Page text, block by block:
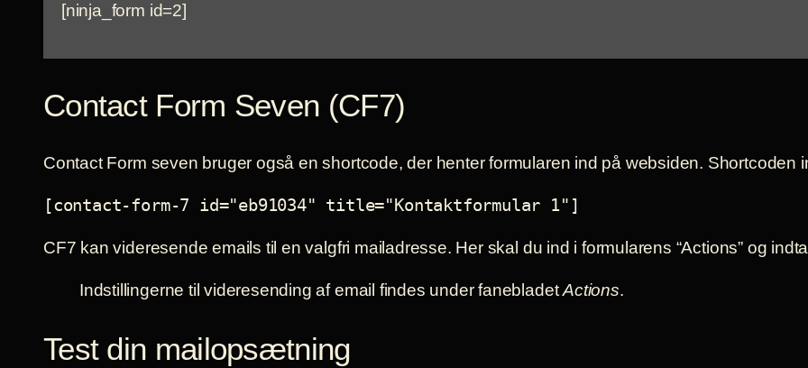
[ninja_form id=2]
Contact Form Seven (CF7)
Contact Form seven bruger også en shortcode, der henter formularen ind på websiden.
[contact-form-7 id="eb91034" title="Kontaktformular 1"]
CF7 kan videresende emails til en valgfri mailadresse. Her skal du ind i formularens “Actions” og
Indstillingerne til videresending af email findes under fanebladetActions.
Test din mailopsætning